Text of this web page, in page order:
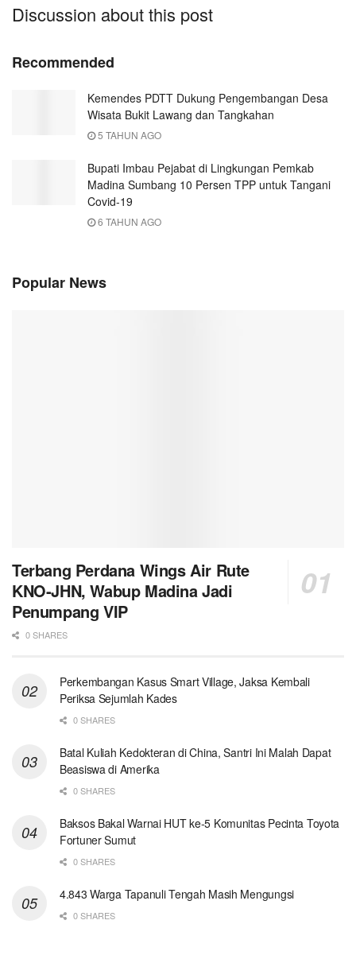
Discussion about this post
Recommended
Kemendes PDTT Dukung Pengembangan Desa
Wisata Bukit Lawang dan Tangkahan
5 TAHUN AGO
Bupati Imbau Pejabat di Lingkungan Pemkab
Madina Sumbang 10 Persen TPP untuk Tangani
Covid-19
6 TAHUN AGO
Popular News
Terbang Perdana Wings Air Rute
KNO-JHN, Wabup Madina Jadi
Penumpang VIP
0 SHARES
Perkembangan Kasus Smart Village, Jaksa Kembali
Periksa Sejumlah Kades
0 SHARES
Batal Kuliah Kedokteran di China, Santri Ini Malah Dapat
Beasiswa di Amerika
0 SHARES
Baksos Bakal Warnai HUT ke-5 Komunitas Pecinta Toyota
Fortuner Sumut
0 SHARES
4.843 Warga Tapanuli Tengah Masih Mengungsi
0 SHARES